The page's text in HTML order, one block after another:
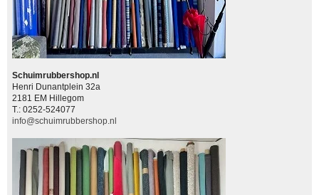
Schuimrubbershop.nl
Henri Dunantplein 32a
2181 EM Hillegom
T.: 0252-524077
info@schuimrubbershop.nl